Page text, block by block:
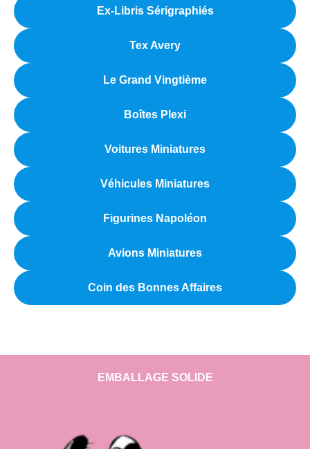
Ex-Libris Sérigraphiés
Tex Avery
Le Grand Vingtième
Boîtes Plexi
Voitures Miniatures
Véhicules Miniatures
Figurines Napoléon
Avions Miniatures
Coin des Bonnes Affaires
EMBALLAGE SOLIDE